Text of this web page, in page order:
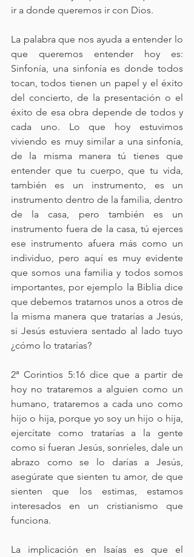
ir a donde queremos ir con Dios.
La palabra que nos ayuda a entender lo
que queremos entender hoy es:
Sinfonía, una sinfonía es donde todos
tocan, todos tienen un papel y el éxito
del concierto, de la presentación o el
éxito de esa obra depende de todos y
cada uno. Lo que hoy estuvimos
viviendo es muy similar a una sinfonía,
de la misma manera tú tienes que
entender que tu cuerpo, que tu vida,
también es un instrumento, es un
instrumento dentro de la familia, dentro
de la casa, pero también es un
instrumento fuera de la casa, tú ejerces
ese instrumento afuera más como un
individuo, pero aquí es muy evidente
que somos una familia y todos somos
importantes, por ejemplo la Biblia dice
que debemos tratarnos unos a otros de
la misma manera que tratarías a Jesús,
si Jesús estuviera sentado al lado tuyo
¿cómo lo tratarías?
2ª Corintios 5:16 dice que a partir de
hoy no trataremos a alguien como un
humano, trataremos a cada uno como
hijo o hija, porque yo soy un hijo o hija,
ejercítate como tratarías a la gente
como si fueran Jesús, sonríeles, dale un
abrazo como se lo darías a Jesús,
asegúrate que sienten tu amor, de que
sienten que los estimas, estamos
interesados en un cristianismo que
funciona.
La implicación en Isaías es que el